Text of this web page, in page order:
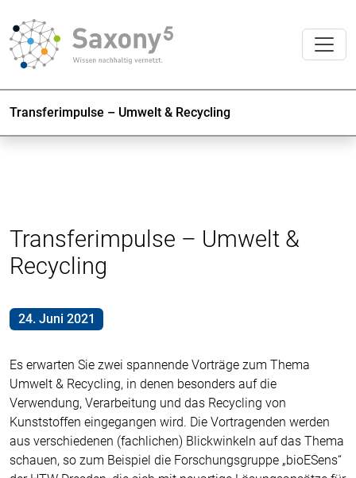
Transferimpulse – Umwelt & Recycling
Transferimpulse – Umwelt &
Recycling
24. Juni 2021
Es erwarten Sie zwei spannende Vorträge zum Thema
Umwelt & Recycling, in denen besonders auf die
Verwendung, Verarbeitung und das Recycling von
Kunststoffen eingegangen wird. Die Vortragenden werden
aus verschiedenen (fachlichen) Blickwinkeln auf das Thema
schauen, so zum Beispiel die Forschungsgruppe „bioESens“